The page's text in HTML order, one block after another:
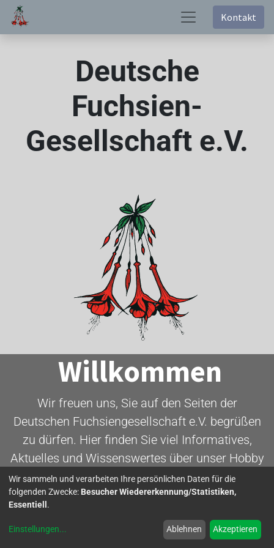
Kontakt
Deutsche
Fuchsien-
Gesellschaft e.V.
Willkommen
Wir freuen uns, Sie auf den Seiten der
Deutschen Fuchsiengesellschaft e.V. begrüßen
zu dürfen. Hier finden Sie viel Informatives,
Aktuelles und Wissenswertes über unser Hobby
- die Fuchsie.
Wir sammeln und verarbeiten Ihre persönlichen Daten für die
folgenden Zwecke: Besucher Wiedererkennung/Statistiken,
Essentiell .
Einstellungen... Ablehnen Akzeptieren